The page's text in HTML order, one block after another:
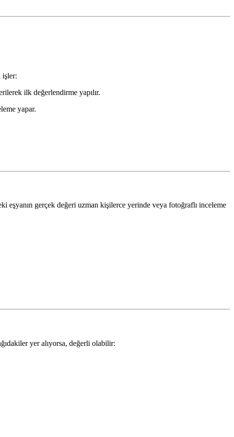
işler:
ilk değerlendirme yapılır.
yapar.
eşyanın gerçek değeri uzman kişilerce yerinde veya fotoğraflı inceleme
yer alıyorsa, değerli olabilir: